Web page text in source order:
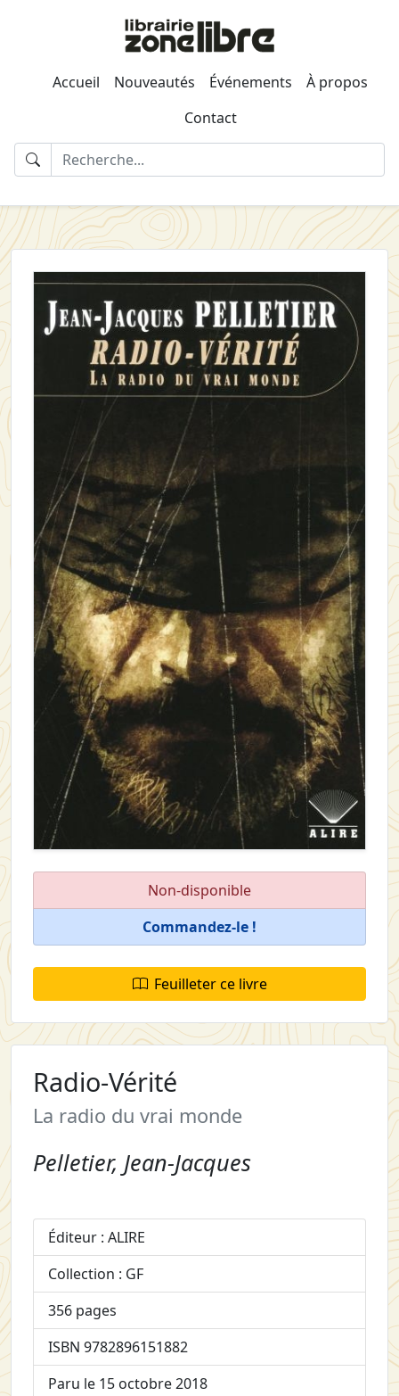
Accueil Nouveautés Événements
À propos
Contact
Non-disponible
Commandez-le !
Feuilleter ce livre
Radio-Vérité
La radio du vrai monde
Pelletier, Jean-Jacques
Éditeur : ALIRE
Collection : GF
356 pages
ISBN 9782896151882
Paru le 15 octobre 2018